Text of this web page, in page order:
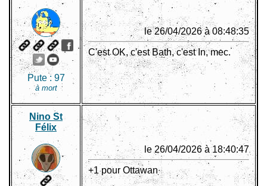
Pute : 97
à mort
le 26/04/2026 à 08:48:35
C'est OK, c'est Bath, c'est In, mec.
Nino St
Félix
le 26/04/2026 à 18:40:47
+1 pour Ottawan